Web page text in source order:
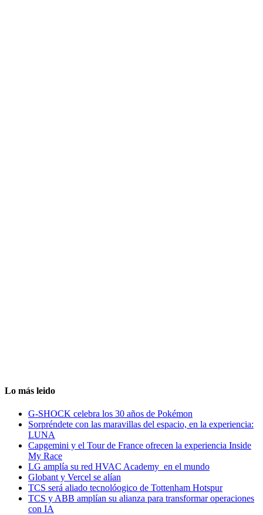
Lo más leido
G-SHOCK celebra los 30 años de Pokémon
Sorpréndete con las maravillas del espacio, en la experiencia:
LUNA
Capgemini y el Tour de France ofrecen la experiencia Inside
My Race
LG amplía su red HVAC Academy en el mundo
Globant y Vercel se alían
TCS será aliado tecnolóogico de Tottenham Hotspur
TCS y ABB amplían su alianza para transformar operaciones
con IA